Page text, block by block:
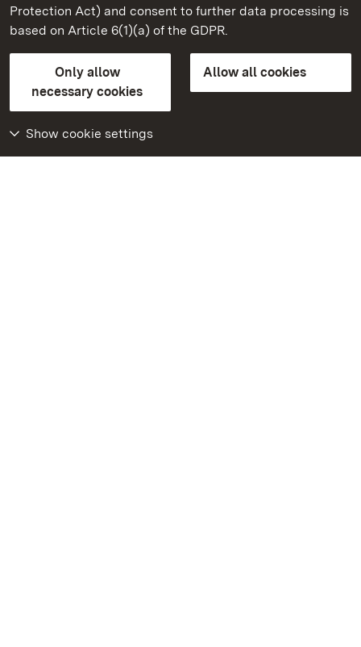
Protection Act) and consent to further data processing is
based on Article 6(1)(a) of the GDPR.
Only allow
necessary cookies
Allow all cookies
Show cookie settings
Rastatt Residential Palace
State Palaces and Gardens of Baden-Wuerttemberg
Contact usFAQMasthead
Declaration on barrier-free access
BITV-konform (geprüfte Seiten)